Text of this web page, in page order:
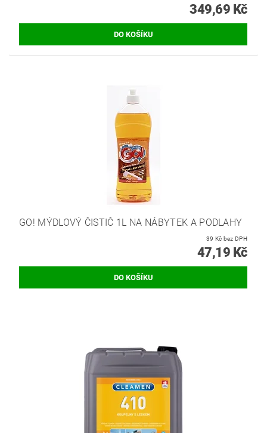
349,69 Kč
GO! MÝDLOVÝ ČISTIČ 1L NA NÁBYTEK A PODLAHY
39 Kč bez DPH
47,19 Kč